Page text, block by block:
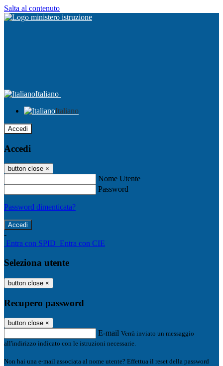
Salta al contenuto
Italiano
Italiano
Accedi
Accedi
button close ×
Nome Utente
Password
Password dimenticata?
-
Entra con SPID Entra con CIE
Seleziona utente
button close ×
Recupero password
button close ×
E-mail Verrà inviato un messaggio
all'indirizzo indicato con le istruzioni necessarie.
Non hai una e-mail associata al nome utente? Effettua il reset della password